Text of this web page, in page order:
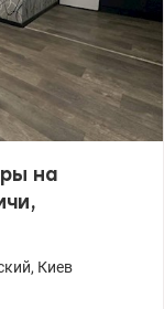
на
, Киев